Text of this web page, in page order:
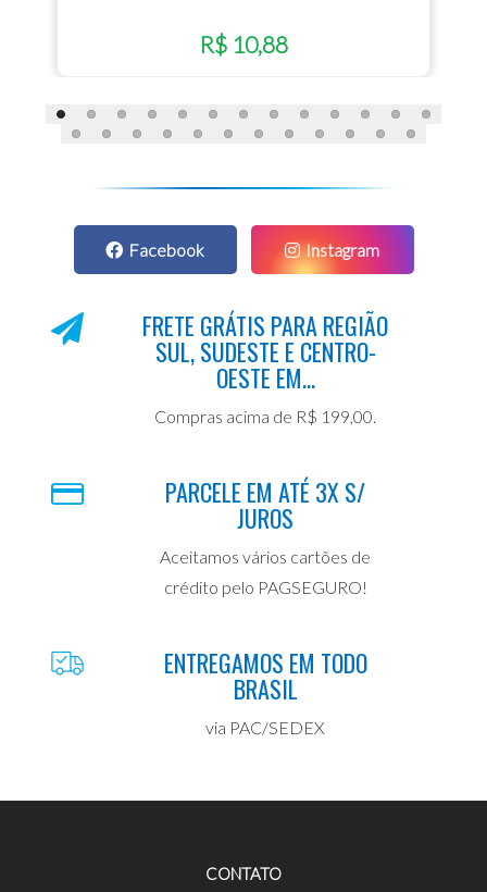
R$ 10,88
Facebook Instagram
FRETE GRÁTIS PARA REGIÃO
SUL, SUDESTE E CENTRO-
OESTE EM...
Compras acima de R$ 199,00.
PARCELE EM ATÉ 3X S/
JUROS
Aceitamos vários cartões de
crédito pelo PAGSEGURO!
ENTREGAMOS EM TODO
BRASIL
via PAC/SEDEX
CONTATO